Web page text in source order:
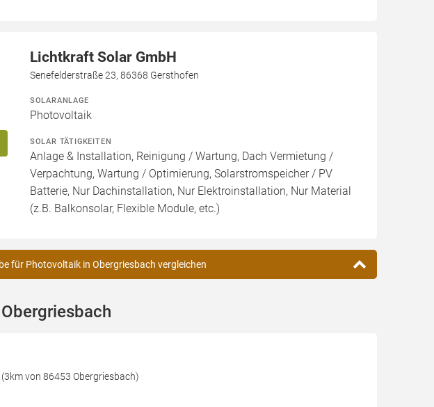
Lichtkraft Solar GmbH
Senefelderstraße 23, 86368 Gersthofen
SOLARANLAGE
Photovoltaik
SOLAR TÄTIGKEITEN
Anlage & Installation, Reinigung / Wartung, Dach Vermietung /
Verpachtung, Wartung / Optimierung, Solarstromspeicher / PV
Batterie, Nur Dachinstallation, Nur Elektroinstallation, Nur Material
(z.B. Balkonsolar, Flexible Module, etc.)
für Photovoltaik in Obergriesbach vergleichen
von 86453 Obergriesbach)